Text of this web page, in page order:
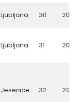
Ljubljana 30 20681
Ljubljana 31 20735
Jesenice 32 21304